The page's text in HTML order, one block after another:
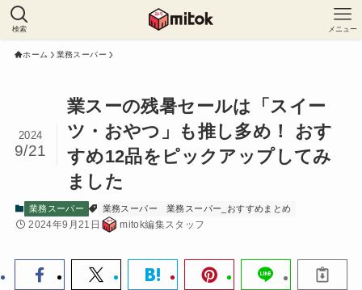
検索 メニュー
ホーム 業務スーパー
業スーの残暑セールは「スイー
ツ・おやつ」も推し多め！ おす
すめ12品をピックアップしてみ
ました
2024
9/21
業務スーパー 業務スーパー 業務スーパー_おすすめまとめ
2024年9月21日 mitok編集スタッフ